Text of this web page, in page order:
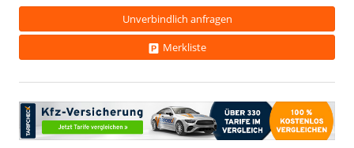
Unverbindlich anfragen
Merkliste